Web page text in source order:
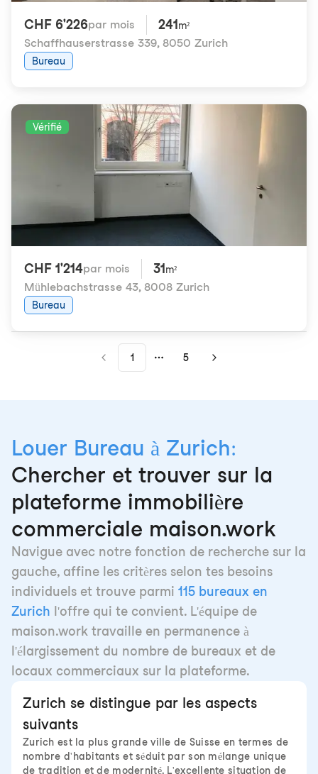
CHF 6'226par mois 241 m²
Schaffhauserstrasse 339, 8050 Zurich
Bureau
Vérifié
CHF 1'214par mois 31 m²
Mühlebachstrasse 43, 8008 Zurich
Bureau
1
More pages
5
Louer Bureau à Zurich:
Chercher et trouver sur la
plateforme immobilière
commerciale maison.work
Navigue avec notre fonction de recherche sur la
gauche, affine les critères selon tes besoins
individuels et trouve parmi 115 bureaux en
Zurich l'offre qui te convient. L'équipe de
maison.work travaille en permanence à
l'élargissement du nombre de bureaux et de
locaux commerciaux sur la plateforme.
Zurich se distingue par les aspects
suivants
Zurich est la plus grande ville de Suisse en termes de
nombre d'habitants et séduit par son mélange unique
de tradition et de modernité. L'excellente situation de